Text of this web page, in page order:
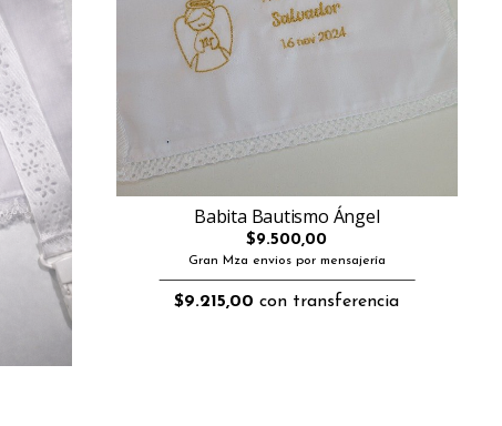
Babita Bautismo Ángel
$9.500,00
Gran Mza envios por mensajería
$9.215,00 con transferencia